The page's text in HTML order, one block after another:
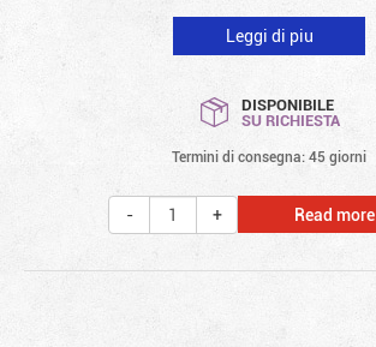
Leggi di piu
DISPONIBILE
SU RICHIESTA
Termini di consegna: 45 giorni
Read more